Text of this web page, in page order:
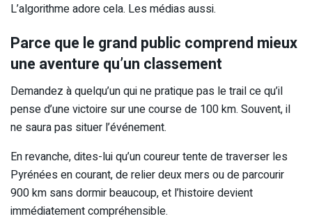
L’algorithme adore cela. Les médias aussi.
Parce que le grand public comprend mieux
une aventure qu’un classement
Demandez à quelqu’un qui ne pratique pas le trail ce qu’il
pense d’une victoire sur une course de 100 km. Souvent, il
ne saura pas situer l’événement.
En revanche, dites-lui qu’un coureur tente de traverser les
Pyrénées en courant, de relier deux mers ou de parcourir
900 km sans dormir beaucoup, et l’histoire devient
immédiatement compréhensible.